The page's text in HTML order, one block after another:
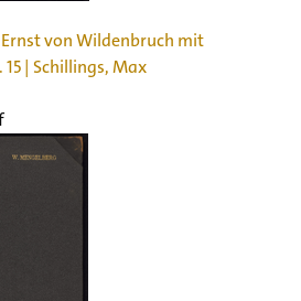
von Wildenbruch mit
| Schillings, Max